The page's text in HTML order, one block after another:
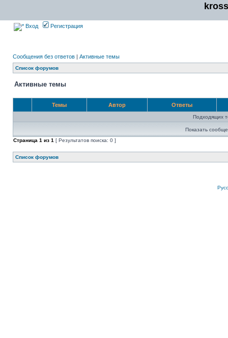
Вход Регистрация
Сообщения без ответов | Активные темы
Список форумов
Активные темы
Темы Автор Ответы
Подходящих
Показать
Страница 1 из 1 [ Результатов поиска: 0 ]
Список форумов